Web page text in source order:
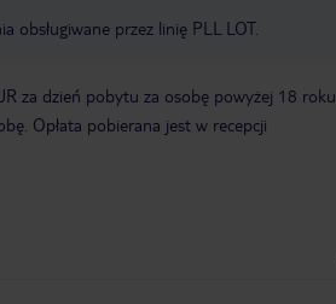
obsługiwane przez linię PLL LOT.
za dzień pobytu za osobę powyżej 18 roku
Opłata pobierana jest w recepcji